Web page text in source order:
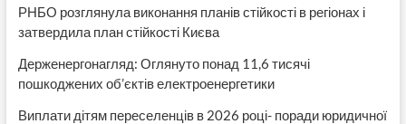
РНБО розглянула виконання планів стійкості в регіонах і
затвердила план стійкості Києва
Держенергонагляд: Оглянуто понад 11,6 тисячі
пошкоджених об’єктів електроенергетики
Виплати дітям переселенців в 2026 році- поради юридичної